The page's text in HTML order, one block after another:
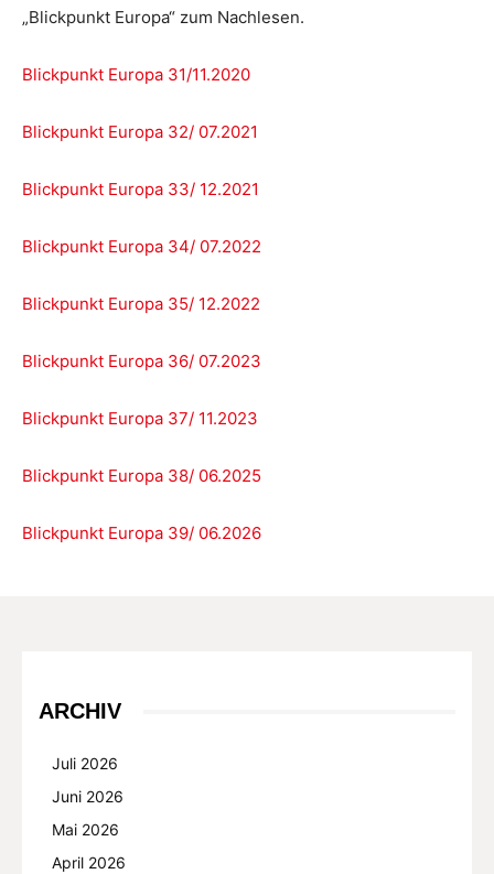
„Blickpunkt Europa“ zum Nachlesen.
Blickpunkt Europa 31/11.2020
Blickpunkt Europa 32/ 07.2021
Blickpunkt Europa 33/ 12.2021
Blickpunkt Europa 34/ 07.2022
Blickpunkt Europa 35/ 12.2022
Blickpunkt Europa 36/ 07.2023
Blickpunkt Europa 37/ 11.2023
Blickpunkt Europa 38/ 06.2025
Blickpunkt Europa 39/ 06.2026
ARCHIV
Juli 2026
Juni 2026
Mai 2026
April 2026